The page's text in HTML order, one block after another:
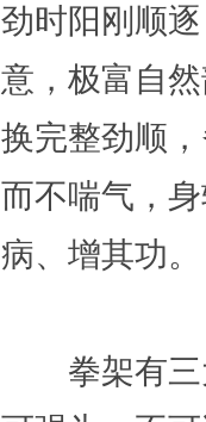
劲时阳刚顺
意，极富自
换完整劲顺
而不喘气，
病、增其功。
拳架有三